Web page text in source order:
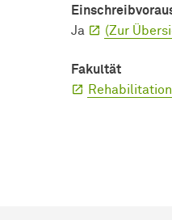
Ja
(Zur
Fakultät